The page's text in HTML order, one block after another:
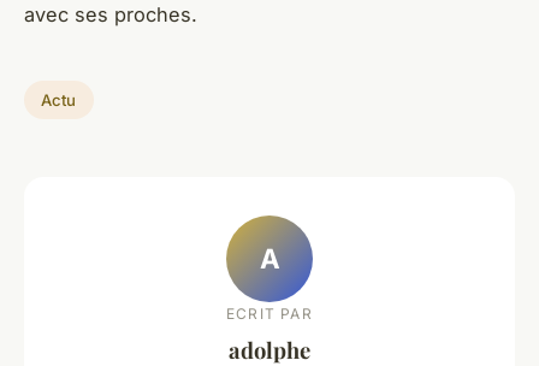
avec ses proches.
Actu
A
ECRIT PAR
adolphe